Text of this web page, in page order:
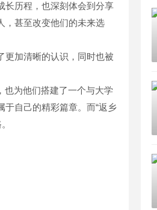
长历程，也深刻体会到分享
，甚至改变他们的未来选
更加清晰的认识，同时也被
也为他们搭建了一个与大学
自己的精彩篇章。而“返乡